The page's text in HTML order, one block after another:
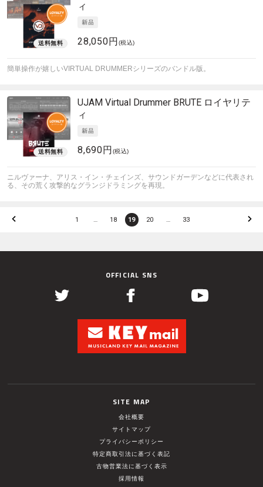
ィ
28,050円 (税込)
簡単操作が嬉しいVIRTUAL DRUMMERシリーズのバンドル版。
UJAM Virtual Drummer BRUTE ロイヤリテ
ィ
8,690円 (税込)
ニルヴァーナ、アリス・イン・チェインズ、サウンドガーデンなどに代表され
る、その荒く攻撃的なグランジドラミングを再現。
1 … 18 19 20 … 33
OFFICIAL SNS
SITE MAP
会社概要
サイトマップ
プライバシーポリシー
特定商取引法に基づく表記
古物営業法に基づく表示
採用情報